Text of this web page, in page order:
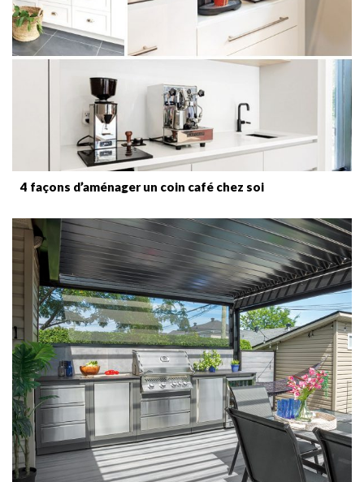
4 façons d’aménager un coin café chez soi